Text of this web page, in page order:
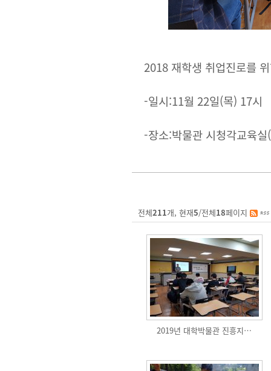
2018 재학생 취업진로를
-일시:11월 22일(목) 17시
-장소:박물관 시청각교육
전체211개, 현재5/전체18페이지
2019년 대학박물관 진흥지…